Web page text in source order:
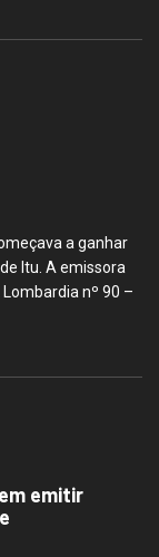
a ganhar
Itu. A emissora
nº 90 –
emitir